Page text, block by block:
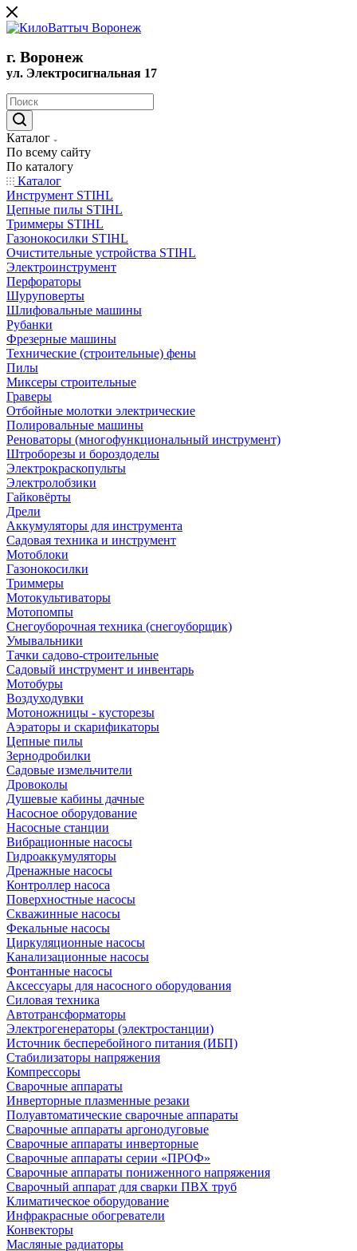
г. Воронеж
ул. Электросигнальная 17
Каталог
По всему сайту
По каталогу
Каталог
Инструмент STIHL
Цепные пилы STIHL
Триммеры STIHL
Газонокосилки STIHL
Очистительные устройства STIHL
Электроинструмент
Перфораторы
Шуруповерты
Шлифовальные машины
Рубанки
Фрезерные машины
Технические (строительные) фены
Пилы
Миксеры строительные
Граверы
Отбойные молотки электрические
Полировальные машины
Реноваторы (многофункциональный инструмент)
Штроборезы и бороздоделы
Электрокраскопульты
Электролобзики
Гайковёрты
Дрели
Аккумуляторы для инструмента
Садовая техника и инструмент
Мотоблоки
Газонокосилки
Триммеры
Мотокультиваторы
Мотопомпы
Снегоуборочная техника (снегоуборщик)
Умывальники
Тачки садово-строительные
Садовый инструмент и инвентарь
Мотобуры
Воздуходувки
Мотоножницы - кусторезы
Аэраторы и скарификаторы
Цепные пилы
Зернодробилки
Садовые измельчители
Дровоколы
Душевые кабины дачные
Насосное оборудование
Насосные станции
Вибрационные насосы
Гидроаккумуляторы
Дренажные насосы
Контроллер насоса
Поверхностные насосы
Скважинные насосы
Фекальные насосы
Циркуляционные насосы
Канализационные насосы
Фонтанные насосы
Аксессуары для насосного оборудования
Силовая техника
Автотрансформаторы
Электрогенераторы (электростанции)
Источник бесперебойного питания (ИБП)
Стабилизаторы напряжения
Компрессоры
Сварочные аппараты
Инверторные плазменные резаки
Полуавтоматические сварочные аппараты
Сварочные аппараты аргонодуговые
Сварочные аппараты инверторные
Сварочные аппараты серии «ПРОФ»
Сварочные аппараты пониженного напряжения
Сварочный аппарат для сварки ПВХ труб
Климатическое оборудование
Инфракрасные обогреватели
Конвекторы
Масляные радиаторы